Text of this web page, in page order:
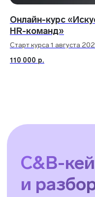
Онлайн-курс
HR-команд»
Старт курса 1 августа
110 000 р.
Внутри 9 свежих C&B-
бюджетирование
оптимизация ФОТ через